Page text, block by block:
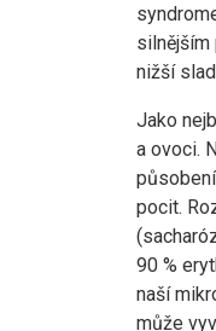
silnějším
nižší
Jako
a ovoci.
pocit.
90 %
naší
může